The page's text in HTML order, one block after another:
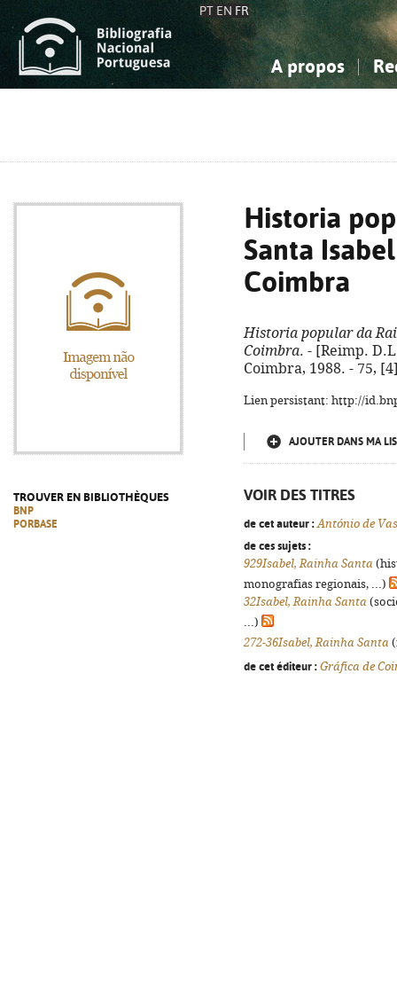
PT EN FR
A propos
TROUVER EN BIBLIOTHÈQUES
BNP
PORBASE
Historia
Santa
Coimbra
Historia popular da
Coimbra. - [Reimp.
Coimbra, 1988. - 75,
Lien persistant: http://
AJOUTER DANS MA
VOIR DES TITRES
de cet auteur : António de
de ces sujets :
929Isabel, Rainha Santa
monografias regionais, ...)
32Isabel, Rainha Santa
...)
272-36Isabel, Rainha Santa
de cet éditeur : Gráfica de